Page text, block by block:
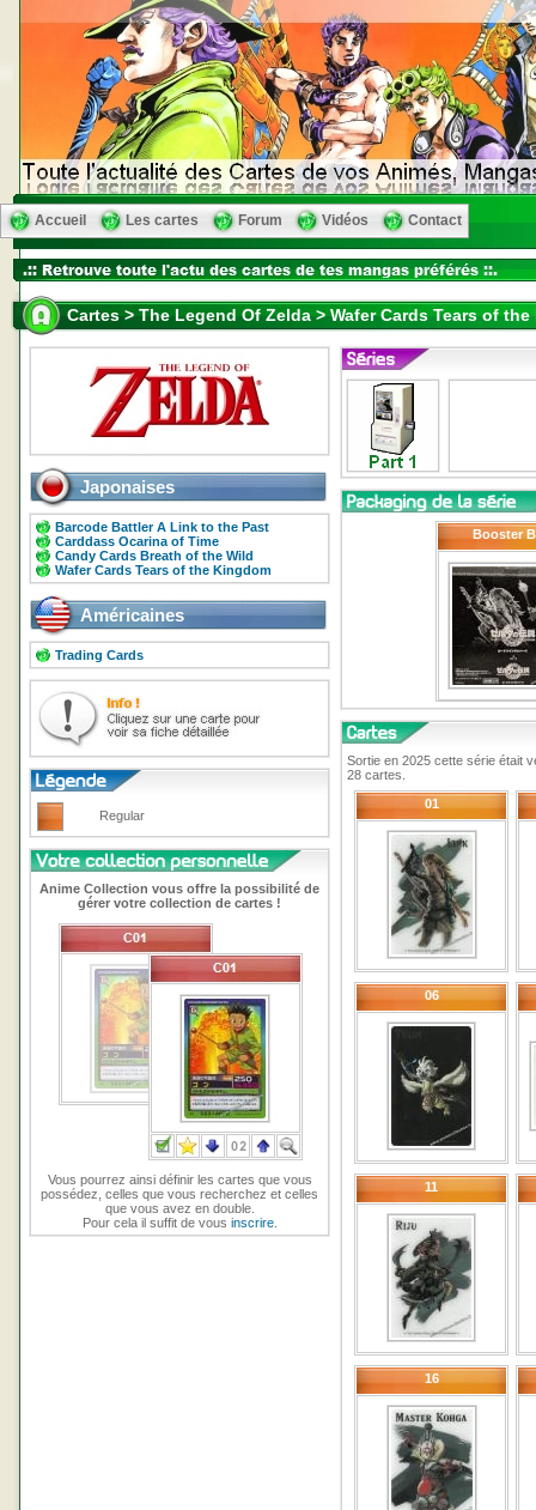
Accueil Les cartes Forum Vidéos Contact
Cartes > The Legend Of Zelda > Wafer Cards Tears of
Japonaises
Barcode Battler A Link to the Past
Carddass Ocarina of Time
Candy Cards Breath of the Wild
Wafer Cards Tears of the Kingdom
Américaines
Trading Cards
Regular
Anime Collection vous offre la possibilité de
gérer votre collection de cartes !
Vous pourrez ainsi définir les cartes que vous
possédez, celles que vous recherchez et celles
que vous avez en double.
Pour cela il suffit de vous inscrire.
Booster
Sortie en 2025 cette série était
28 cartes.
01
06
11
16